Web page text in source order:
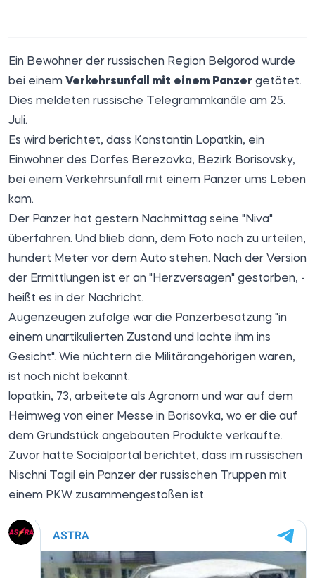
Ein Bewohner der russischen Region Belgorod wurde
bei einem Verkehrsunfall mit einem Panzer getötet.
Dies meldeten russische
Telegrammkanäle am 25.
Juli.
Es wird berichtet, dass Konstantin Lopatkin, ein
Einwohner des Dorfes Berezovka, Bezirk Borisovsky,
bei einem Verkehrsunfall mit einem Panzer ums Leben
kam.
Der Panzer hat gestern Nachmittag seine "Niva"
überfahren. Und blieb dann, dem Foto nach zu urteilen,
hundert Meter vor dem Auto stehen. Nach der Version
der Ermittlungen ist er an "Herzversagen" gestorben, -
heißt es in der Nachricht.
Augenzeugen zufolge war die Panzerbesatzung "in
einem unartikulierten Zustand und lachte ihm ins
Gesicht". Wie nüchtern die Militärangehörigen waren,
ist noch nicht bekannt.
lopatkin, 73, arbeitete als Agronom und war auf dem
Heimweg von einer Messe in Borisovka, wo er die auf
dem Grundstück angebauten Produkte verkaufte.
Zuvor hatte Socialportal
berichtet, dass im russischen
Nischni Tagil ein Panzer der russischen Truppen mit
einem PKW zusammengestoßen ist.